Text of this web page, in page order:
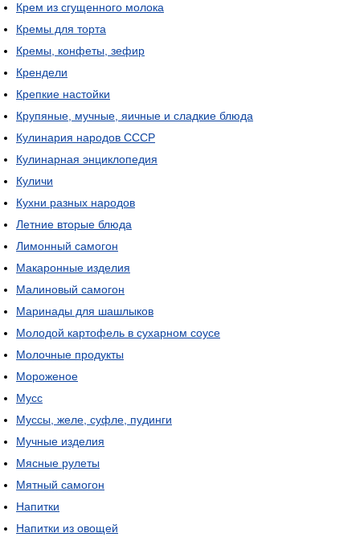
Крем из сгущенного молока
Кремы для торта
Кремы, конфеты, зефир
Крендели
Крепкие настойки
Крупяные, мучные, яичные и сладкие блюда
Кулинария народов СССР
Кулинарная энциклопедия
Куличи
Кухни разных народов
Летние вторые блюда
Лимонный самогон
Макаронные изделия
Малиновый самогон
Маринады для шашлыков
Молодой картофель в сухарном соусе
Молочные продукты
Мороженое
Мусс
Муссы, желе, суфле, пудинги
Мучные изделия
Мясные рулеты
Мятный самогон
Напитки
Напитки из овощей